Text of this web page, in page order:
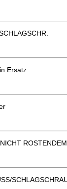
Ersatz
ROSTENDEM